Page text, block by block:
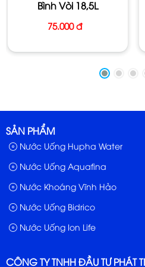
Bảo Quản: Để nơi khô mát,
Bình Vòi 18,5L
75.000 đ
CÔNG TY TNHH ĐẦU TƯ PHÁT
SẢN PHẨM
Nước Uống Hupha Water
Nước Uống Aquafina
Nước Khoáng Vĩnh Hảo
Nước Uống Bidrico
Nước Uống Ion Life